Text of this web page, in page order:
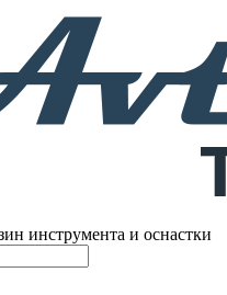
инструмента и оснастки